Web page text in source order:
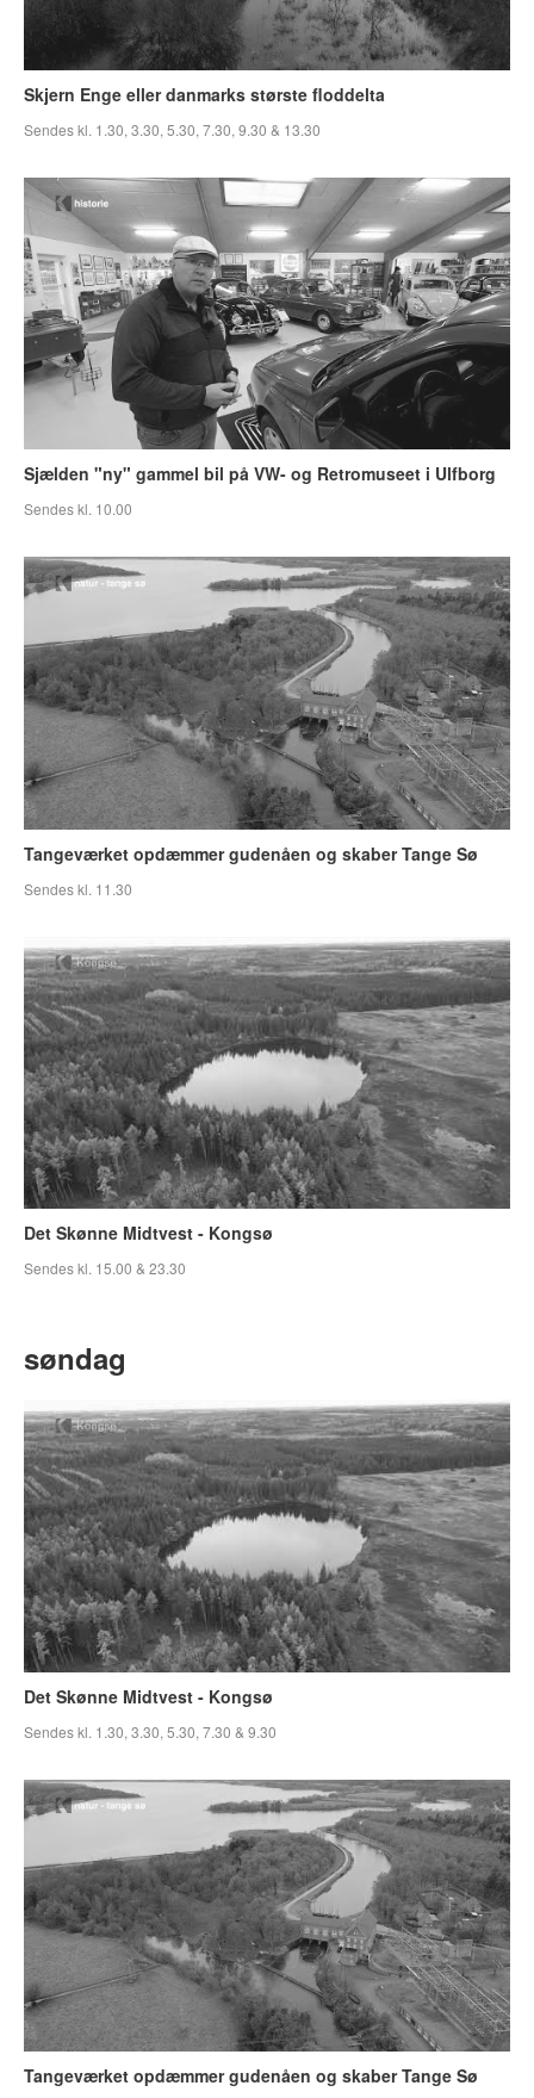
Skjern Enge eller danmarks største floddelta
Sendes kl. 1.30, 3.30, 5.30, 7.30, 9.30 & 13.30
Sjælden "ny" gammel bil på VW- og Retromuseet i Ulfborg
Sendes kl. 10.00
Tangeværket opdæmmer gudenåen og skaber Tange Sø
Sendes kl. 11.30
Det Skønne Midtvest - Kongsø
Sendes kl. 15.00 & 23.30
søndag
Det Skønne Midtvest - Kongsø
Sendes kl. 1.30, 3.30, 5.30, 7.30 & 9.30
Tangeværket opdæmmer gudenåen og skaber Tange Sø